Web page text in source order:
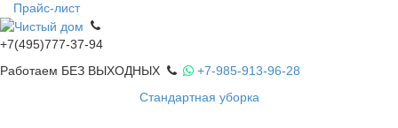
Прайс-лист
+7(495)777-37-94
Работаем БЕЗ ВЫХОДНЫХ
+7-985-913-96-28
Стандартная уборка